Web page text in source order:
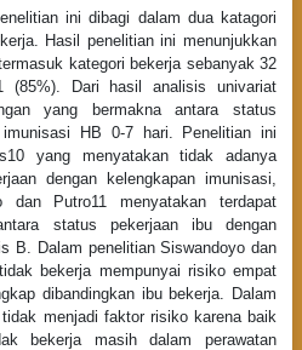
ini dibagi dalam dua katagori
Hasil penelitian ini menunjukkan
kategori bekerja sebanyak 32
(85%). Dari hasil analisis univariat
yang bermakna antara status
imunisasi HB 0-7 hari. Penelitian ini
yang menyatakan tidak adanya
dengan kelengkapan imunisasi,
dan Putro11 menyatakan terdapat
status pekerjaan ibu dengan
B. Dalam penelitian Siswandoyo dan
bekerja mempunyai risiko empat
dibandingkan ibu bekerja. Dalam
menjadi faktor risiko karena baik
bekerja masih dalam perawatan